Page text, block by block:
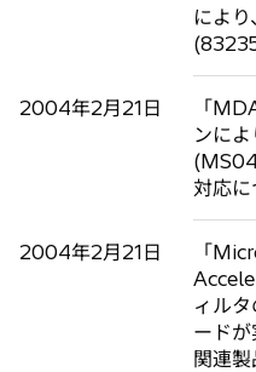
によ
2004年2月21日
「
ンに
対応に
2004年2月21日
「
ィル
ード
関連